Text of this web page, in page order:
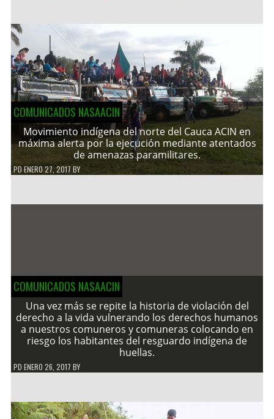
COMUNICADOS NASAACIN
Movimiento indígena del norte del Cauca ACIN en
máxima alerta por la ejecución mediante atentados
de amenazas paramilitares.
PDENERO 27, 2017 BY
COMUNICADOS NASAACIN
Una vez más se repite la historia de violación del
derecho a la vida vulnerando los derechos humanos
a nuestros comuneros y comuneras colocando en
riesgo los habitantes del resguardo indígena de
huellas.
PD ENERO 26, 2017 BY